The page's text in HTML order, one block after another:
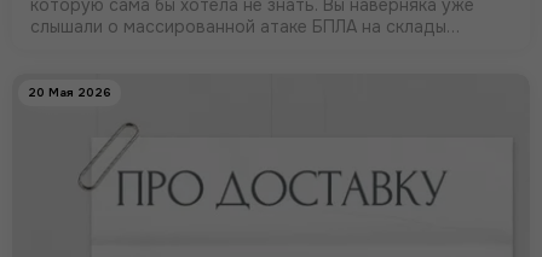
которую сама бы хотела не знать. Вы наверняка уже
слышали о массированной атаке БПЛА на склады
20 Мая 2026